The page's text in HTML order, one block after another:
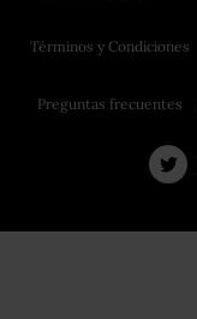
Términos y Condiciones
Preguntas frecuentes